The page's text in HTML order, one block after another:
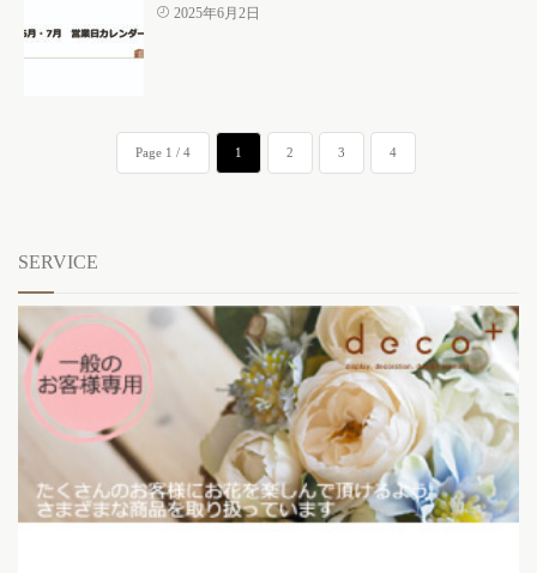
2025年6月2日
Page 1 / 4 1 2 3 4
SERVICE